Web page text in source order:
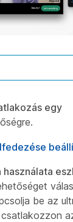
egy
használata
be az